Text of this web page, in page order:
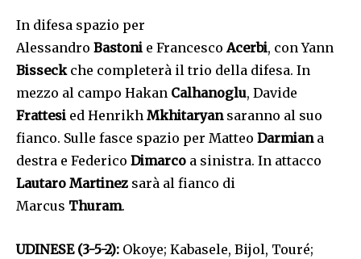
In difesa spazio per
Alessandro Bastoni e FrancescoAcerbi, con Yann
Bisseck che completerà il trio della difesa. In
mezzo al campo Hakan Calhanoglu, Davide
Frattesi ed Henrikh Mkhitaryan saranno al suo
fianco. Sulle fasce spazio per Matteo Darmiana
destra e Federico Dimarco a sinistra. In attacco
Lautaro Martinez sarà al fianco di
Marcus Thuram.
UDINESE (3-5-2): Okoye; Kabasele, Bijol, Touré;